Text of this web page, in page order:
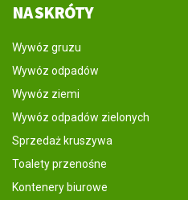
NA SKRÓTY
Wywóz gruzu
Wywóz odpadów
Wywóz ziemi
Wywóz odpadów zielonych
Sprzedaż kruszywa
Toalety przenośne
Kontenery biurowe